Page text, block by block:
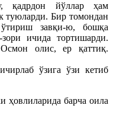
қадрдон йўллар ҳам
туюларди. Бир томондан
завқи-ю, бошқа
ичида тортишарди.
олис, ер қаттиқ.
ўзига ўзи кетиб
ҳовлиларида барча оила